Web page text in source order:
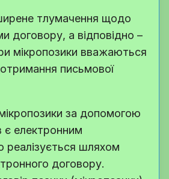
тлумачення щодо
договору, а відповідно –
мікропозики вважаються
письмової
за допомогою
є електронним
шляхом
договору.